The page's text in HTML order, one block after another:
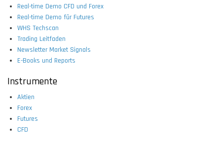
Real-time Demo CFD und Forex
Real-time Demo für Futures
WHS Techscan
Trading Leitfaden
Newsletter Market Signals
E-Books und Reports
Instrumente
Aktien
Forex
Futures
CFD